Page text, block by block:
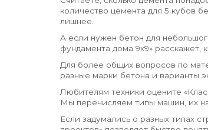
количество цемента для 5 кубов
лишнее.
А если нужен бетон для
фундамента дома 9х9» расскажет,
Для более общих вопросов по
разные марки бетона и варианты
Любителям техники оцените
Мы перечисляем типы машин, их
Если задумались о разных типах